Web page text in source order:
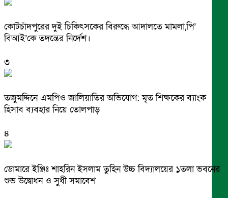
কোটচাঁদপুরের দুই চিকিৎসকের বিরুদ্ধে আদালতে মামলা,পি’
বিআই’কে তদন্তের নির্দেশ।
৩
তজুমদ্দিনে এমপিও জালিয়াতির অভিযোগ: মৃত শিক্ষকের ব্যাংক
হিসাব ব্যবহার নিয়ে তোলপাড়
৪
ডোমারে ইঞ্জিঃ শাহরিন ইসলাম তুহিন উচ্চ বিদ্যালয়ের ১তলা ভবনের
শুভ উদ্বোধন ও সুধী সমাবেশ